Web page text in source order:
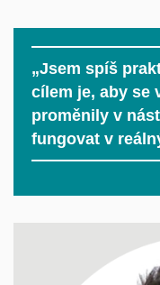
„Jsem spíš
cílem je, aby se
proměnily v
fungovat v